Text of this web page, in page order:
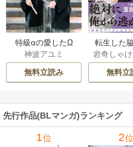
特級αの愛したΩ
神波アユミ
無料立読み
転生した
な僕は、
王子をヤ
してしま
岩奇しゃけ
おむ
無料立
先行作品(BLマンガ)ランキング
1位 2位